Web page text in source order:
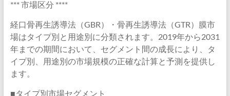
*** 市場区分 ****
経口骨再生誘導法（GBR）・骨再生誘導法（GTR）膜市
場はタイプ別と用途別に分類されます。2019年から2031
年までの期間において、セグメント間の成長により、タ
イプ別、用途別の市場規模の正確な計算と予測を提供し
ます。
■タイプ別市場セグメント